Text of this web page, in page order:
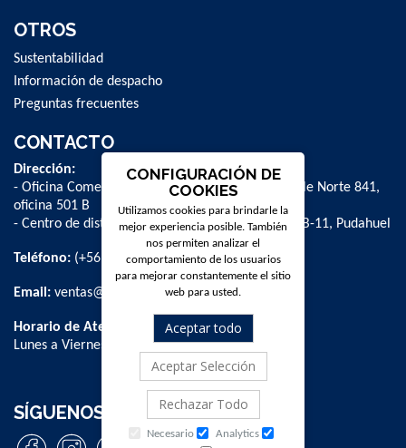
OTROS
Sustentabilidad
Información de despacho
Preguntas frecuentes
CONTACTO
Dirección:
- Oficina Comercial y administrativa: Avenida Valle Norte 841,
oficina 501 B
- Centro de distribución: La Farfana 500, bodega B-11, Pudahuel
Teléfono: (+56 2) 2 584 8900
Email: ventas@dpschile.cl
Horario de Atención:
Lunes a Viernes / 09:00 a 16:00 hrs
SÍGUENOS
CONFIGURACIÓN DE
COOKIES
Utilizamos cookies para brindarle la
mejor experiencia posible. También
nos permiten analizar el
comportamiento de los usuarios
para mejorar constantemente el sitio
web para usted.
Aceptar todo
Aceptar Selección
Rechazar Todo
Necesario
Analytics